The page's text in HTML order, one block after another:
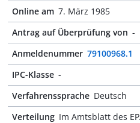
Online am 7. März 1985
Antrag auf Überprüfung von -
Anmeldenummer 79100968.1
IPC-Klasse -
Verfahrenssprache Deutsch
Verteilung Im Amtsblatt des